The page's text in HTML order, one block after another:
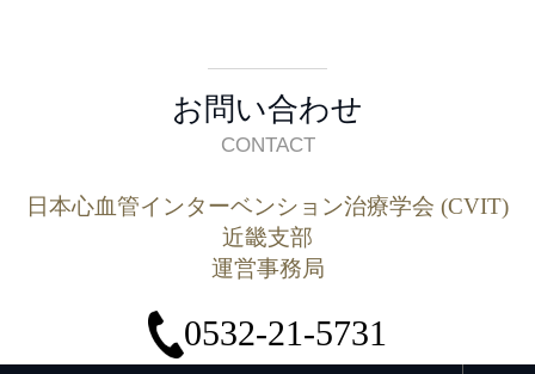
お問い合わせ
CONTACT
日本心血管インターベンション治療学会 (CVIT)
近畿支部
運営事務局
0532-21-5731